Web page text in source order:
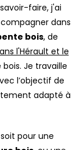
faire, j'ai
dans
bois, de
l'Hérault et le
Je travaille
l’objectif de
adapté à
pour une